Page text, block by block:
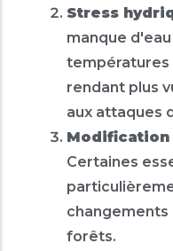
Stress
manque
températures
rendant plus
aux attaques
Modification
Certaines
changements
forêts.